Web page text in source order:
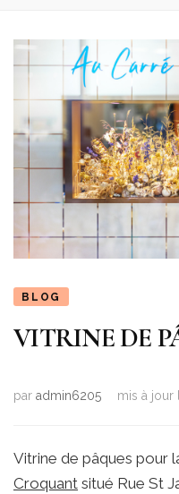
BLOG
VITRINE DE
par admin6205 mis à jour
Vitrine de pâques pour
Croquant situé Rue St